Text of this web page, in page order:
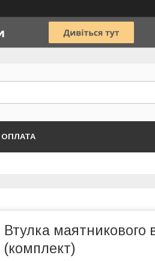
Втулка маятникового
(комплект)